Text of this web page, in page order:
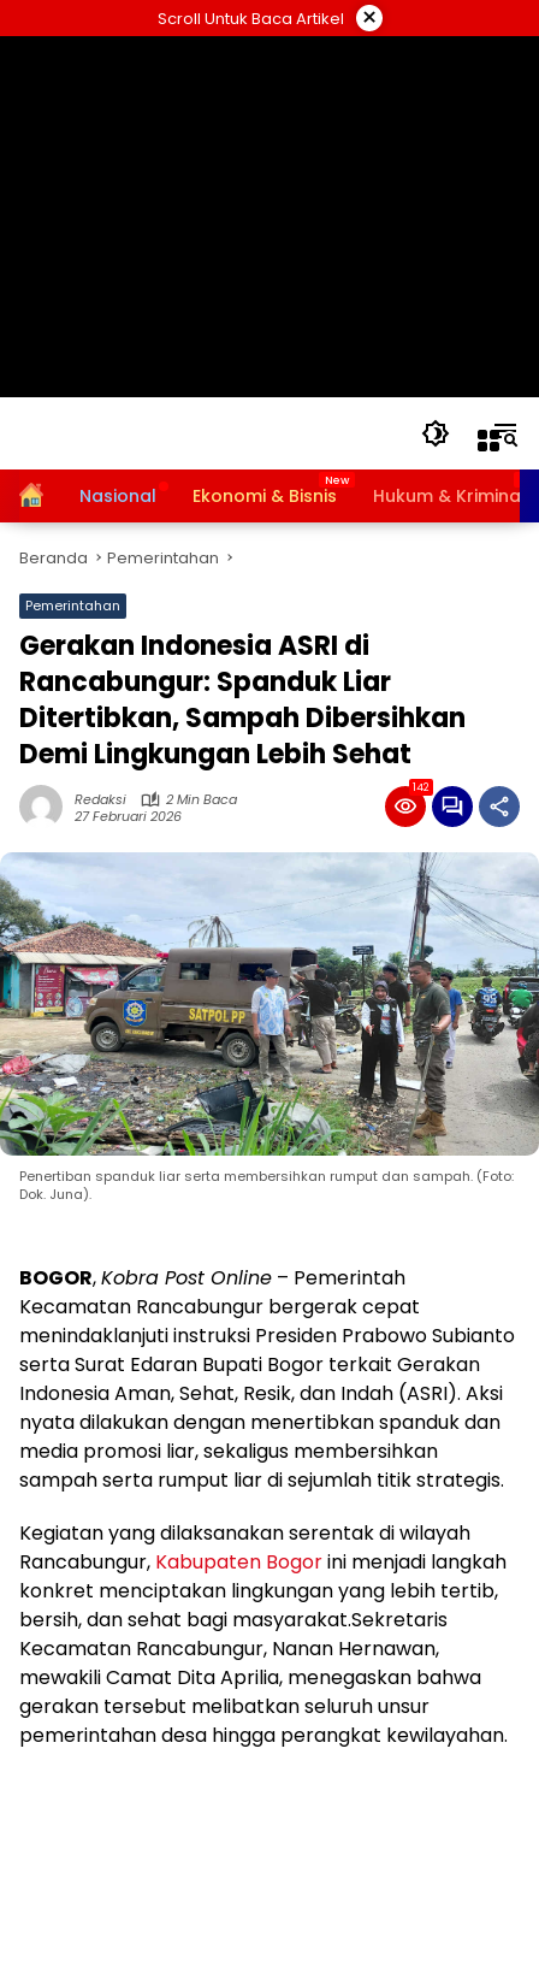
ke
Scroll Untuk Baca Artikel ×
HomeNasional Ekonomi & Bisnis Hukum & Kriminal
Beranda Pemerintahan
Pemerintahan
Gerakan Indonesia ASRI di
Rancabungur: Spanduk Liar
Ditertibkan, Sampah Dibersihkan
Demi Lingkungan Lebih Sehat
Redaksi
2 Min Baca
27 Februari 2026
142
Penertiban spanduk liar serta membersihkan rumput dan sampah. (Foto:
Dok. Juna).
BOGOR,Kobra Post Online – Pemerintah
Kecamatan Rancabungur bergerak cepat
menindaklanjuti instruksi Presiden Prabowo Subianto
serta Surat Edaran Bupati Bogor terkait Gerakan
Indonesia Aman, Sehat, Resik, dan Indah (ASRI). Aksi
nyata dilakukan dengan menertibkan spanduk dan
media promosi liar, sekaligus membersihkan
sampah serta rumput liar di sejumlah titik strategis.
Kegiatan yang dilaksanakan serentak di wilayah
Rancabungur, Kabupaten Bogorini menjadi langkah
konkret menciptakan lingkungan yang lebih tertib,
bersih, dan sehat bagi masyarakat.Sekretaris
Kecamatan Rancabungur, Nanan Hernawan,
mewakili Camat Dita Aprilia, menegaskan bahwa
gerakan tersebut melibatkan seluruh unsur
pemerintahan desa hingga perangkat kewilayahan.